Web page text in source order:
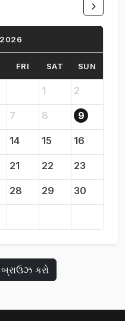
FRI SAT SUN
1 2
7 8 9
14 15 16
21 22 23
28 29 30
કરો